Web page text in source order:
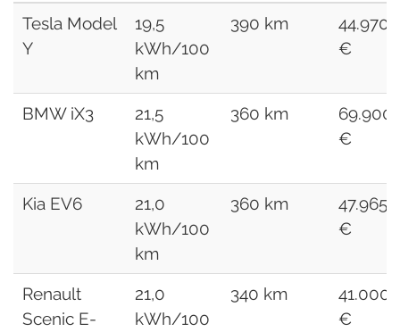
Tesla Model
Y
19,5
kWh/100
km
390 km
44.970
€
BMW iX3
21,5
kWh/100
km
360 km
69.900
€
Kia EV6
21,0
kWh/100
km
360 km
47.965
€
Renault
Scenic E-
21,0
kWh/100
340 km
41.000
€